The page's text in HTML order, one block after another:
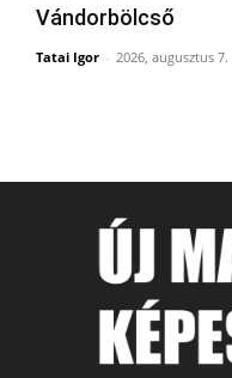
Vándorbölcső
Tatai Igor - 2026, augusztus 7.